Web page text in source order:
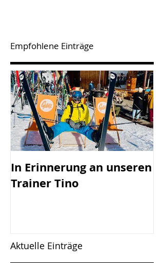
Empfohlene Einträge
In Erinnerung an unseren
Trainer Tino
Aktuelle Einträge